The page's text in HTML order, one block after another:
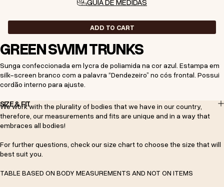
ADD TO CART
GREEN SWIM TRUNKS
Sunga confeccionada em lycra de poliamida na cor azul. Estampa em
silk-screen branco com a palavra “Dendezeiro” no cós frontal. Possui
cordão interno para ajuste.
SIZE & FIT
We work with the plurality of bodies that we have in our country,
therefore, our measurements and fits are unique and in a way that
embraces all bodies!
For further questions, check our size chart to choose the size that will
best suit you.
TABLE BASED ON BODY MEASUREMENTS AND NOT ON ITEMS